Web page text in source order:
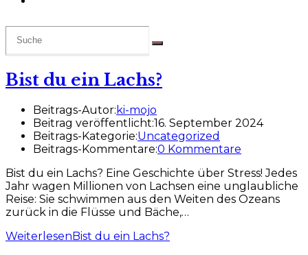
Bist du ein Lachs?
Beitrags-Autor: ki-mojo
Beitrag veröffentlicht:16. September 2024
Beitrags-Kategorie:Uncategorized
Beitrags-Kommentare:0 Kommentare
Bist du ein Lachs? Eine Geschichte über Stress! Jedes
Jahr wagen Millionen von Lachsen eine unglaubliche
Reise: Sie schwimmen aus den Weiten des Ozeans
zurück in die Flüsse und Bäche,…
WeiterlesenBist du ein Lachs?